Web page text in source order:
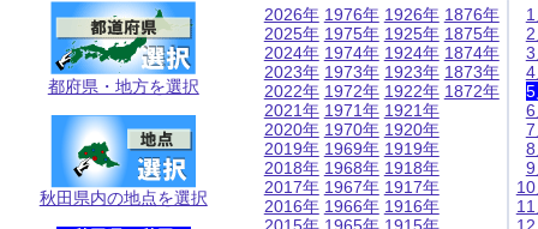
都府県・地方を選択
秋田県内の地点を選択
2026年
2025年
2024年
2023年
2022年
2021年
2020年
2019年
2018年
2017年
2016年
1976年
1975年
1974年
1973年
1972年
1971年
1970年
1969年
1968年
1967年
1966年
1926年
1925年
1924年
1923年
1922年
1921年
1920年
1919年
1918年
1917年
1916年
1876年
1875年
1874年
1873年
1872年